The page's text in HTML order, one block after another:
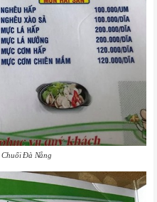
Chuối Đà Nẵng